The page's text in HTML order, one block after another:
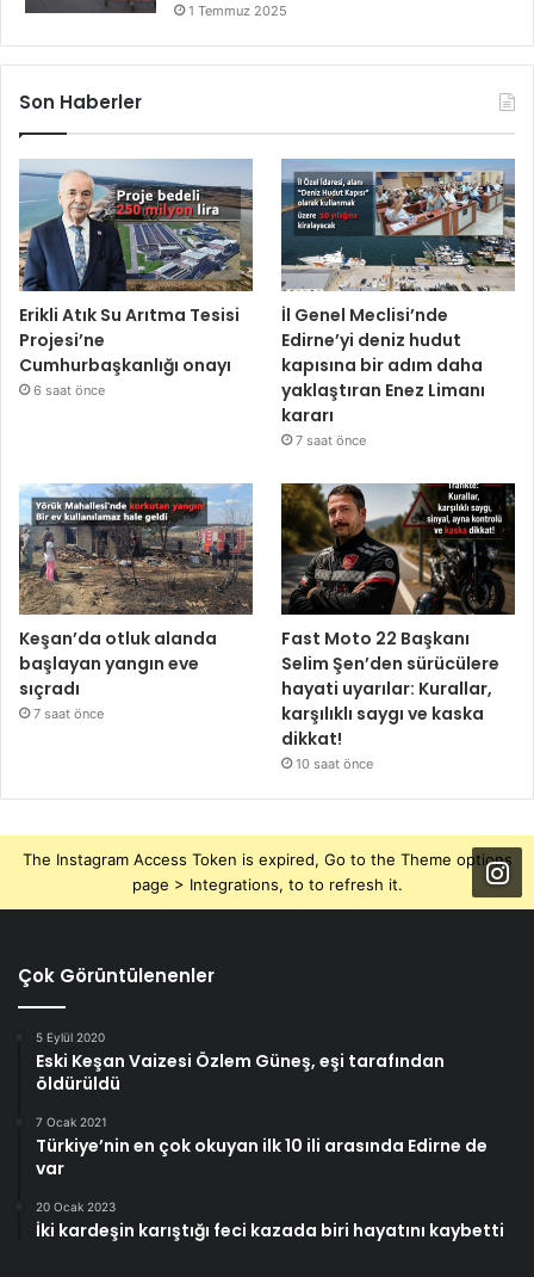
1 Temmuz 2025
Son Haberler
Erikli Atık Su Arıtma Tesisi
Projesi’ne
Cumhurbaşkanlığı onayı
6 saat önce
İl Genel Meclisi’nde
Edirne’yi deniz hudut
kapısına bir adım daha
yaklaştıran Enez Limanı
kararı
7 saat önce
Keşan’da otluk alanda
başlayan yangın eve
sıçradı
7 saat önce
Fast Moto 22 Başkanı
Selim Şen’den sürücülere
hayati uyarılar: Kurallar,
karşılıklı saygı ve kaska
dikkat!
10 saat önce
The Instagram Access Token is expired, Go to the Theme options
page > Integrations, to to refresh it.
Çok Görüntülenenler
5 Eylül 2020
Eski Keşan Vaizesi Özlem Güneş, eşi tarafından
öldürüldü
7 Ocak 2021
Türkiye’nin en çok okuyan ilk 10 ili arasında Edirne de
var
20 Ocak 2023
İki kardeşin karıştığı feci kazada biri hayatını kaybetti